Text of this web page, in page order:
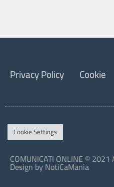
Privacy Policy Cookie
Cookie Settings
COMUNICATI ONLINE ©
Design by NotiCaMania